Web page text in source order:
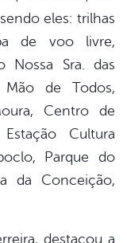
eles: trilhas
de voo livre,
Nossa Sra. das
Mão de Todos,
Centro de
Cultura
Parque do
da Conceição,
destacou a